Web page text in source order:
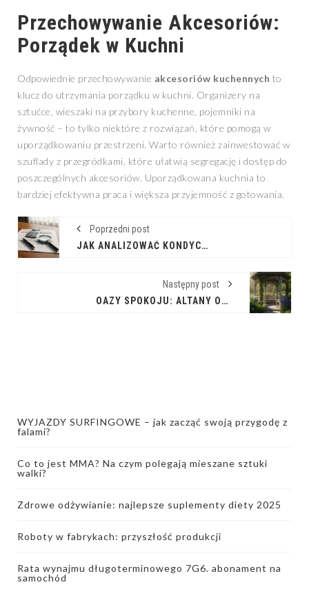
Przechowywanie Akcesoriów:
Porządek w Kuchni
Odpowiednie przechowywanie akcesoriów kuchennych to
klucz do utrzymania porządku w kuchni. Organizery na
sztućce, wieszaki na przybory kuchenne, pojemniki na
żywność – to tylko niektóre z rozwiązań, które pomogą w
uporządkowaniu przestrzeni. Warto również zainwestować w
szuflady z przegródkami, które ułatwią segregację i dostęp do
poszczególnych akcesoriów. Uporządkowana kuchnia to
bardziej efektywna praca i większa przyjemność z gotowania.
Poprzedni post
JAK ANALIZOWAĆ KONDYCJĘ FIRMY ZA POMOCĄ WSKAŹNIKÓW FINANSOWYCH?
Następny post
OAZY SPOKOJU: ALTANY OGRODOWE DLA TWOJEGO RELAKSU
WYJAZDY SURFINGOWE – jak zacząć swoją przygodę z
falami?
Co to jest MMA? Na czym polegają mieszane sztuki
walki?
Zdrowe odżywianie: najlepsze suplementy diety 2025
Roboty w fabrykach: przyszłość produkcji
Rata wynajmu długoterminowego 7G6. abonament na
samochód